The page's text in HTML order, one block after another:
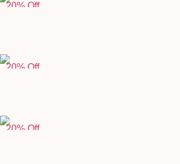
20% Off
20% Off
20% Off